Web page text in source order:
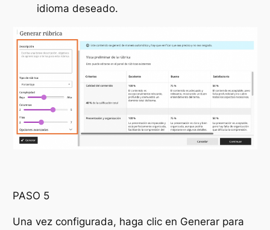
idioma deseado.
PASO 5
Una vez configurada, haga clic en Generar para